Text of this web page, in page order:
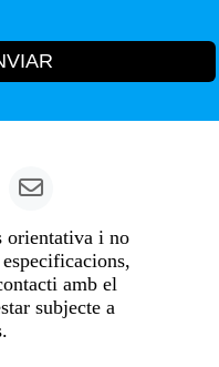
orientativa i no
amb el
subjecte a